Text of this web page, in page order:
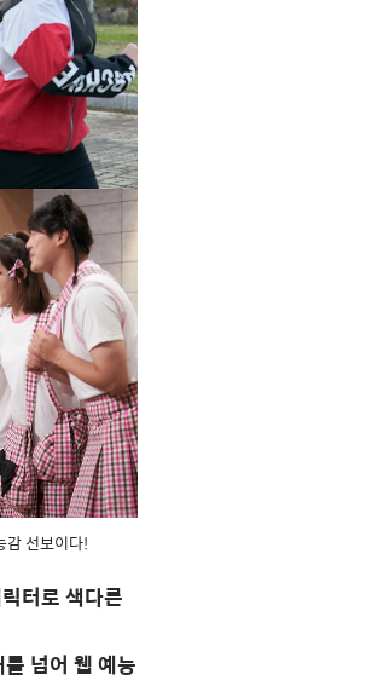
감 선보이다!
터로 색다른
넘어 웹 예능